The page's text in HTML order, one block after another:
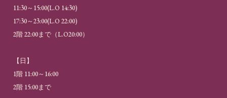
11:30～15:00(L.O 14:30)
17:30～23:00(L.O 22:00)
2階 22:00まで（L.O20:00）
【日】
1階 11:00～16:00
2階 15:00まで